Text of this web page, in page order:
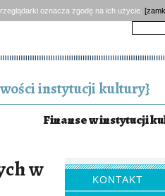
oznacza zgodę na ich użycie.
instytucji kultury}
Finanse w instytucji
KONTAKT
w